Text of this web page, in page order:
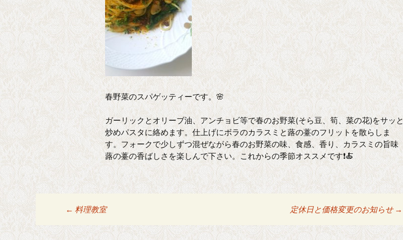
春野菜のスパゲッティーです。🌸
ガーリックとオリーブ油、アンチョビ等で春のお野菜(そら豆、筍、菜の花)をサッと
炒めパスタに絡めます。仕上げにボラのカラスミと蕗の薹のフリットを散らしま
す。フォークで少しずつ混ぜながら春のお野菜の味、食感、香り、カラスミの旨味
蕗の薹の香ばしさを楽しんで下さい。これからの季節オススメです❗🍝
投稿ナビゲーション
← 料理教室 定休日と価格変更のお知らせ →